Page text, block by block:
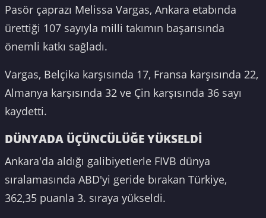
Pasör çaprazı Melissa Vargas, Ankara etabında
ürettiği 107 sayıyla milli takımın başarısında
önemli katkı sağladı.
Vargas, Belçika karşısında 17, Fransa karşısında 22,
Almanya karşısında 32 ve Çin karşısında 36 sayı
kaydetti.
DÜNYADA ÜÇÜNCÜLÜĞE YÜKSELDİ
Ankara'da aldığı galibiyetlerle FIVB dünya
sıralamasında ABD'yi geride bırakan Türkiye,
362,35 puanla 3. sıraya yükseldi.